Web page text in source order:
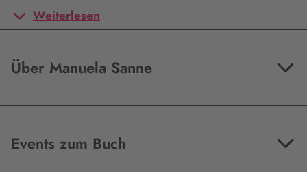
Weiterlesen
Über Manuela Sanne
Events zum Buch